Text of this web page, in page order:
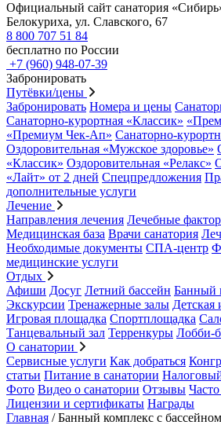
Официальный сайт санатория
Белокуриха, ул. Славского, 67
8 800 707 51 84
бесплатно по России
+7 (960) 948-07-39
Забронировать
Путёвки/цены
Забронировать Номера и цены
Санаторно-курортная «Классик»
«Премиум Чек-Ап» Санаторно-
Оздоровительная «Мужское здоровье»
«Классик» Оздоровительная «Релакс»
«Лайт» от 2 дней Спецпредложения
дополнительные услуги
Лечение
Направления лечения Лечебные
Медицинская база Врачи санатория
Необходимые документы СПА-центр
медицинские услуги
Отдых
Афиши Досуг Летний бассейн Банный
Экскурсии Тренажерные залы Детская
Игровая площадка Спортплощадка
Танцевальный зал Терренкуры Лобби-
О санатории
Сервисные услуги Как добраться
статьи Питание в санатории
Фото Видео о санатории Отзывы
Лицензии и сертификаты Награды
Главная /Банный комплекс с бассейном